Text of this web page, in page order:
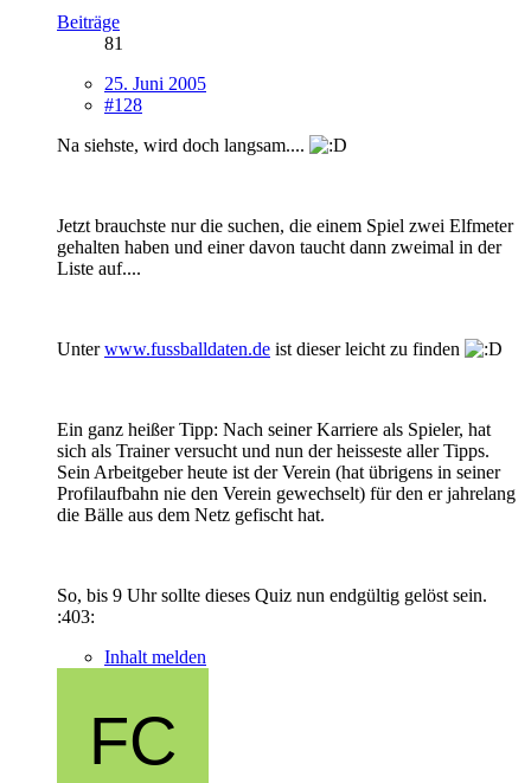
Beiträge
81
25. Juni 2005
#128
Na siehste, wird doch langsam....
Jetzt brauchste nur die suchen, die einem Spiel zwei Elfmeter
gehalten haben und einer davon taucht dann zweimal in der
Liste auf....
Unterwww.fussballdaten.de ist dieser leicht zu finden
Ein ganz heißer Tipp: Nach seiner Karriere als Spieler, hat
sich als Trainer versucht und nun der heisseste aller Tipps.
Sein Arbeitgeber heute ist der Verein (hat übrigens in seiner
Profilaufbahn nie den Verein gewechselt) für den er jahrelang
die Bälle aus dem Netz gefischt hat.
So, bis 9 Uhr sollte dieses Quiz nun endgültig gelöst sein.
:403:
Inhalt melden